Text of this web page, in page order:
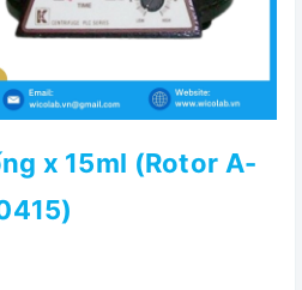
x 15ml (Rotor A-